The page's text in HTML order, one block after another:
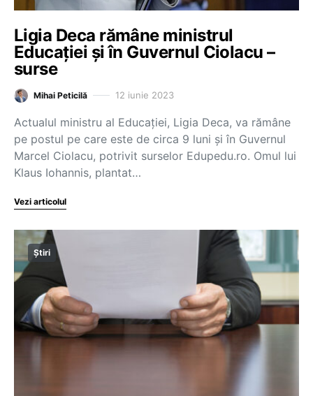
Ligia Deca rămâne ministrul
Educației și în Guvernul Ciolacu –
surse
Mihai Peticilă 12 iunie 2023
Actualul ministru al Educației, Ligia Deca, va rămâne
pe postul pe care este de circa 9 luni și în Guvernul
Marcel Ciolacu, potrivit surselor Edupedu.ro. Omul lui
Klaus Iohannis, plantat…
Vezi articolul
Știri